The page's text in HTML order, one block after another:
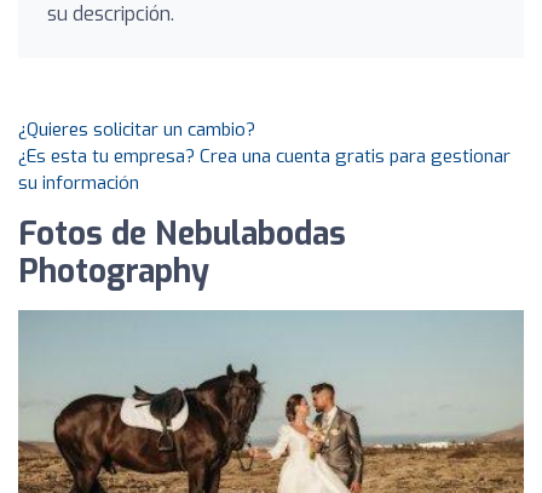
su descripción.
¿Quieres solicitar un cambio?
¿Es esta tu empresa? Crea una cuenta gratis para gestionar
su información
Fotos de Nebulabodas
Photography